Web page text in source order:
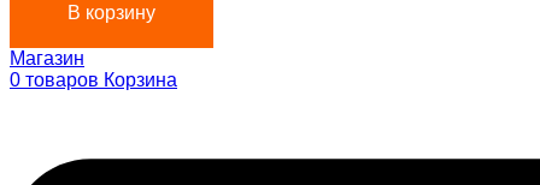
В корзину
Магазин
0 товаров Корзина